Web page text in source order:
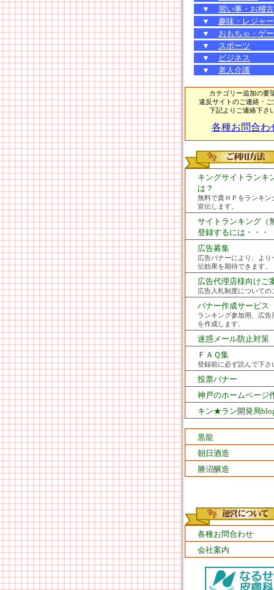
▼
習い事・お稽古
▼
趣味・レジャー
▼
おもちゃ・ゲ
▼
スポーツ
▼
ビジネス
▼
老人介護
カテゴリー追加の要
違反サイトのご連絡・
下記よりご連絡下さ
各種お問合わ
キングサイトランキ
は？
無料で貴ＨＰをランキン
宣伝します。
サイトランキング（
登録するには・・・
広告募集
広告バナーにより、より
伝効果を期待できます。
広告代理店様向けご
広告入札制度についての
バナー作成サービス
ランキング参加用、広告
を作成します。
迷惑メール防止対策
ＦＡＱ集
登録前に必ず読んで下さ
投票バナー
神戸のホームページ
キン★ラン開発局
黒龍
朝日酒造
勝沼醸造
各種お問合わせ
会社案内